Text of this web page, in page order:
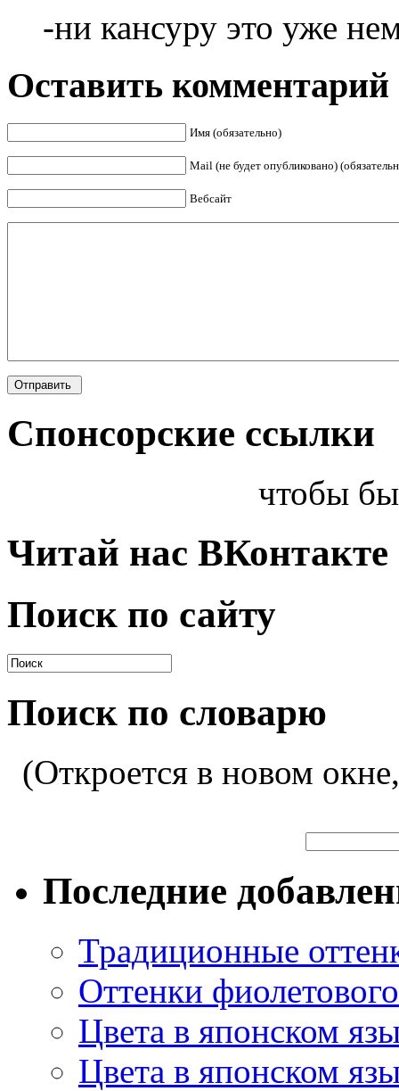
-ни кансуру это уже
Оставить комментарий
Имя (обязательно)
Mail (не будет опубликовано)
Вебсайт
Спонсорские ссылки
чтобы
Читай нас ВКонтакте
Поиск по сайту
Поиск по словарю
(Откроется в новом
Последние
Традиционные
Оттенки
Цвета в японском
Цвета в японском